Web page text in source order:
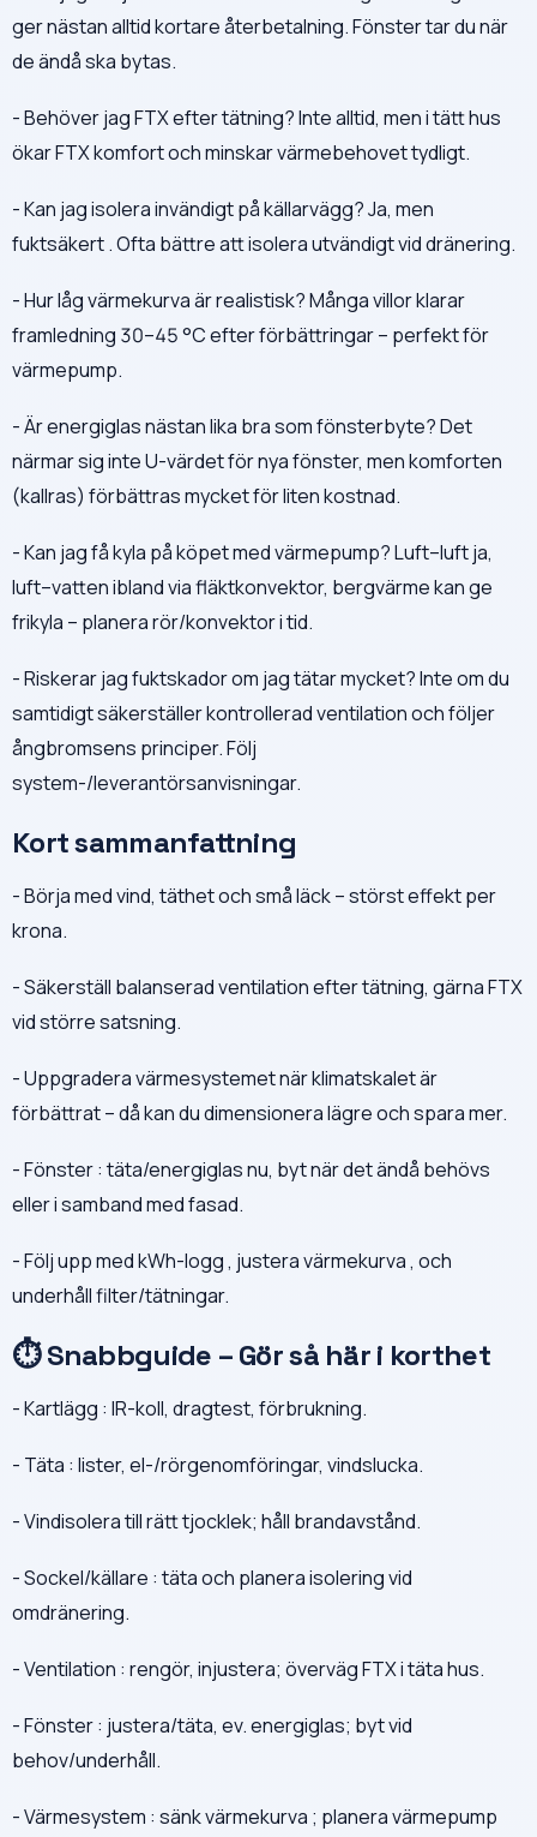
ger nästan alltid kortare återbetalning. Fönster tar du när
de ändå ska bytas.
- Behöver jag FTX efter tätning? Inte alltid, men i tätt hus
ökar FTX komfort och minskar värmebehovet tydligt.
- Kan jag isolera invändigt på källarvägg? Ja, men
fuktsäkert . Ofta bättre att isolera utvändigt vid dränering.
- Hur låg värmekurva är realistisk? Många villor klarar
framledning 30–45 °C efter förbättringar – perfekt för
värmepump.
- Är energiglas nästan lika bra som fönsterbyte? Det
närmar sig inte U-värdet för nya fönster, men komforten
(kallras) förbättras mycket för liten kostnad.
- Kan jag få kyla på köpet med värmepump? Luft–luft ja,
luft–vatten ibland via fläktkonvektor, bergvärme kan ge
frikyla – planera rör/konvektor i tid.
- Riskerar jag fuktskador om jag tätar mycket? Inte om du
samtidigt säkerställer kontrollerad ventilation och följer
ångbromsens principer. Följ
system-/leverantörsanvisningar.
Kort sammanfattning
- Börja med vind, täthet och små läck – störst effekt per
krona.
- Säkerställ balanserad ventilation efter tätning, gärna FTX
vid större satsning.
- Uppgradera värmesystemet när klimatskalet är
förbättrat – då kan du dimensionera lägre och spara mer.
- Fönster : täta/energiglas nu, byt när det ändå behövs
eller i samband med fasad.
- Följ upp med kWh-logg , justera värmekurva , och
underhåll filter/tätningar.
⏱ Snabbguide – Gör så här i korthet
- Kartlägg : IR-koll, dragtest, förbrukning.
- Täta : lister, el-/rörgenomföringar, vindslucka.
- Vindisolera till rätt tjocklek; håll brandavstånd.
- Sockel/källare : täta och planera isolering vid
omdränering.
- Ventilation : rengör, injustera; överväg FTX i täta hus.
- Fönster : justera/täta, ev. energiglas; byt vid
behov/underhåll.
- Värmesystem : sänk värmekurva ; planera värmepump